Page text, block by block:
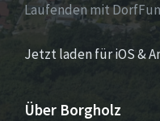
Laufenden mit
Jetzt laden für iOS &
Über Borgholz